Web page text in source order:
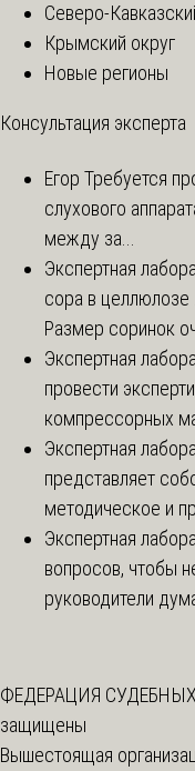
Северо-
Крымский округ
Новые регионы
Консультация эксперта
Егор Требуется
слухового
между за...
Экспертная
сора в целлюлозе
Размер соринок
Экспертная
провести
компрессорных
Экспертная
представляет
методическое и
Экспертная
вопросов, чтобы
руководители
ФЕДЕРАЦИЯ СУДЕБНЫХ
защищены
Вышестоящая